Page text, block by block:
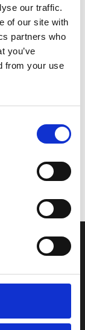
our traffic.
of our site with
partners who
you’ve
from your use
i markedet.
kontakter dig